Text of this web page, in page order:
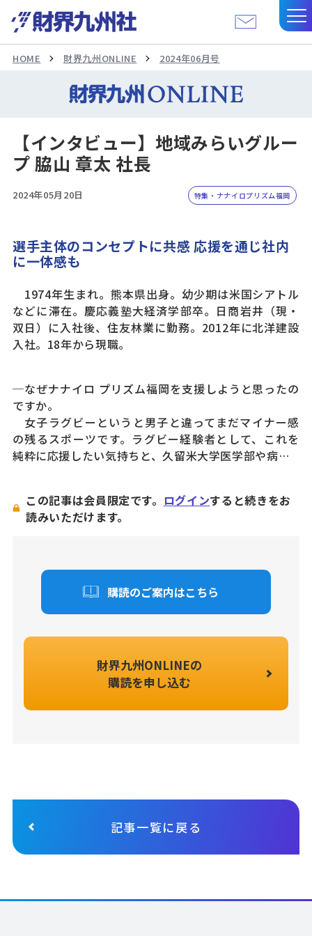
HOME 財界九州ONLINE 2024年06月号
【インタビュー】地域みらいグルー
プ 脇山 章太 社長
2024年05月20日 特集・ナナイロプリズム福岡
選手主体のコンセプトに共感 応援を通じ社内
に一体感も
1974年生まれ。熊本県出身。幼少期は米国シアトル
などに滞在。慶応義塾大経済学部卒。日商岩井（現・
双日）に入社後、住友林業に勤務。2012年に北洋建設
入社。18年から現職。
─なぜナナイロ プリズム福岡を支援しようと思ったの
ですか。
女子ラグビーというと男子と違ってまだマイナー感
の残るスポーツです。ラグビー経験者として、これを
純粋に応援したい気持ちと、久留米大学医学部や病…
この記事は会員限定です。 ログインすると続きをお
読みいただけます。
購読のご案内はこちら
財界九州ONLINEの
購読を申し込む
記事一覧に戻る